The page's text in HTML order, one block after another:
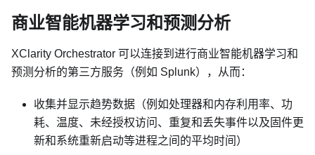
商业智能机器学习和预测分析
XClarity Orchestrator 可以连接到进行商业智能机器学习和
预测分析的第三方服务（例如 Splunk），从而：
收集并显示趋势数据（例如处理器和内存利用率、功
耗、温度、未经授权访问、重复和丢失事件以及固件更
新和系统重新启动等进程之间的平均时间）